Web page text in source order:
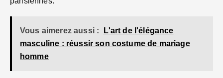
Vous aimerez aussi :
L'art de l'élégance
masculine : réussir son costume de mariage
homme